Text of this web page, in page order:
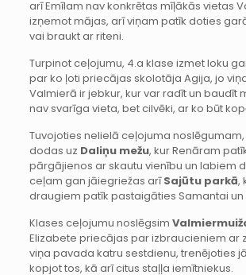
arī Emīlam nav konkrētas mīļākās vietas
izņemot mājas, arī viņam patīk doties
vai braukt ar riteni.
Turpinot ceļojumu, 4.a klase izmet loku
par ko ļoti priecājas skolotāja Agija, jo
Valmierā ir jebkur, kur var radīt un baudīt
nav svarīga vieta, bet cilvēki, ar ko būt
Tuvojoties nelielā ceļojuma
dodas uz Daliņu mežu, kur Renāram
pārgājienos ar skautu vienību un labiem
ceļam gan jāiegriežas arīSajūtu parkā,
draugiem patīk pastaigāties Samantai un
Klases ceļojumu noslēgsim
Elizabete priecājas par izbraucieniem ar
viņa pavada katru sestdienu, trenējoties
kopjot tos, kā arī citus staļļa iemītniekus.